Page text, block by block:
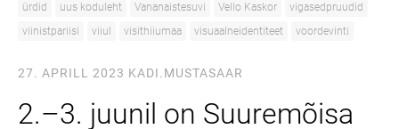
ürdid
uus koduleht Vananaistesuvi Vello Kaskor
vigasedpruudid
viinistpariisi
viiul visithiiumaa visuaalneidentiteet voordevinti
27. APRILL 2023 KADI.MUSTASAAR
2.–3. juunil on Suuremõisa